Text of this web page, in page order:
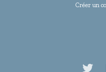
Créer un